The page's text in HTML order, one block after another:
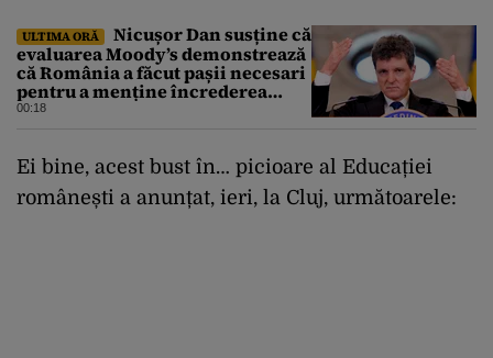
ULTIMA ORĂ
Nicușor Dan susține că
evaluarea Moody’s demonstrează
că România a făcut pașii necesari
pentru a menține încrederea
investitorilor: „Totuși,
00:18
Ei bine, acest bust în… picioare al Educației
românești a anunțat, ieri, la Cluj, următoarele: